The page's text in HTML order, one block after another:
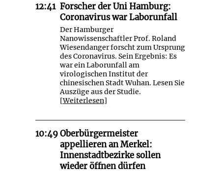
12:41 Forscher der Uni Hamburg:
Coronavirus war Laborunfall
Der Hamburger
Nanowissenschaftler Prof. Roland
Wiesendanger forscht zum Ursprung
des Coronavirus. Sein Ergebnis: Es
war ein Laborunfall am
virologischen Institut der
chinesischen Stadt Wuhan. Lesen Sie
Auszüge aus der Studie.
[Weiterlesen]
10:49 Oberbürgermeister
appellieren an Merkel:
Innenstadtbezirke sollen
wieder öffnen dürfen